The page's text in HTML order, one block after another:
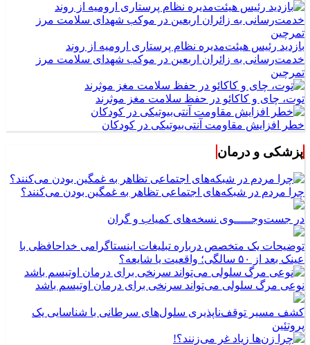
بازدید رئیس هیئت‌مدیره نظام پرستاری ارومیه از روند
خدمت‌رسانی به زائران اربعین در موکب شهدای سلامت مرز
تمرچین
توت، چای و کاکائو در حفظ سلامت مغز موثرند
خطر افزایش مقاومت آنتی‌بیوتیکی در کودکان
پزشکی و درمان
چرا مردم در شبکه‌های اجتماعی تظاهر به غمگین بودن می‌کنند؟
در جست‌وجـــــوی نسخه‌های کمیاب و گران
توضیحات یک متخصص درباره تبلیغات اینستاگرامی خداحافظی با
عینک بعد از ۵۰ سالگی؛ واقعیت یا شایعه؟
نوعی مرگ سلولی می‌تواند سرنخی برای درمان اوتیسم باشد
کشف مسیر توقف‌ناپذیری سلول‌های سرطانی با شناسایی یک
پروتئین